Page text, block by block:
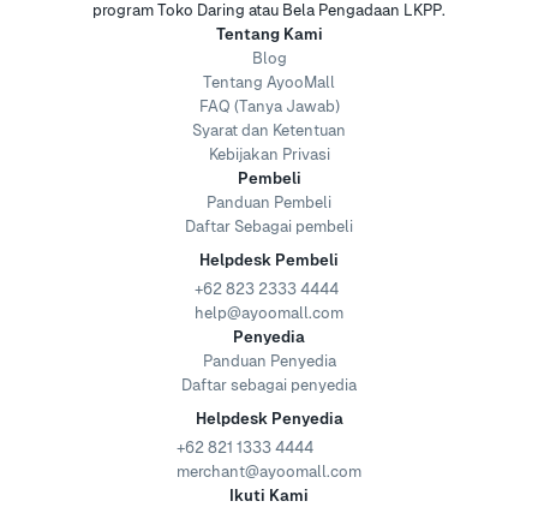
program Toko Daring atau Bela Pengadaan LKPP.
Tentang Kami
Blog
Tentang AyooMall
FAQ (Tanya Jawab)
Syarat dan Ketentuan
Kebijakan Privasi
Pembeli
Panduan Pembeli
Daftar Sebagai pembeli
Helpdesk Pembeli
+62 823 2333 4444
help@ayoomall.com
Penyedia
Panduan Penyedia
Daftar sebagai penyedia
Helpdesk Penyedia
+62 821 1333 4444
merchant@ayoomall.com
Ikuti Kami